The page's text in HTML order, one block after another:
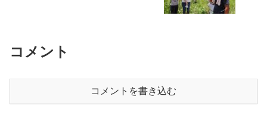
コメント
コメントを書き込む